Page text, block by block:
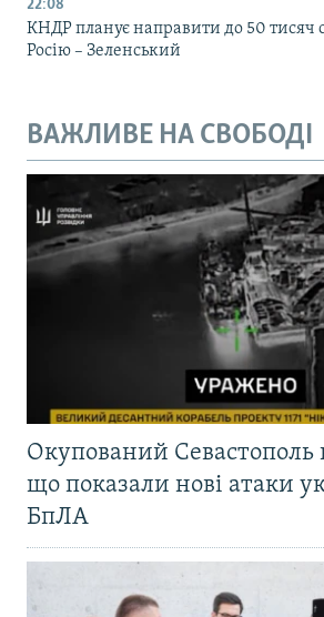
22:08
КНДР планує направити до 50 тисяч
Росію – Зеленський
ВАЖЛИВЕ НА СВОБОДІ
Окупований Севастополь
що показали нові атаки
БпЛА